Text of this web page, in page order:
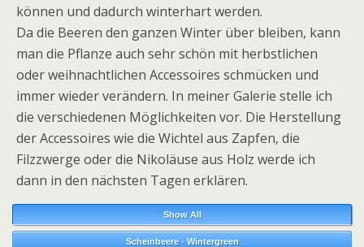
können und dadurch winterhart werden.
Da die Beeren den ganzen Winter über bleiben, kann
man die Pflanze auch sehr schön mit herbstlichen
oder weihnachtlichen Accessoires schmücken und
immer wieder verändern. In meiner Galerie stelle ich
die verschiedenen Möglichkeiten vor. Die Herstellung
der Accessoires wie die Wichtel aus Zapfen, die
Filzzwerge oder die Nikoläuse aus Holz werde ich
dann in den nächsten Tagen erklären.
Show All
Scheinbeere - Wintergreen